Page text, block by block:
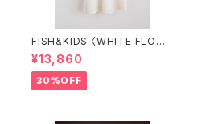
FISH&KIDS 〈WHITE FLOWE
RS DRESS〉
¥13,860
30%OFF